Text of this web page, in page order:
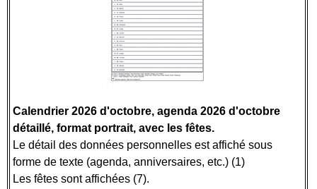
Calendrier 2026 d'octobre, agenda 2026 d'octobre
détaillé, format portrait, avec les fêtes.
Le détail des données personnelles est affiché sous
forme de texte (agenda, anniversaires, etc.) (1)
Les fêtes sont affichées (7).